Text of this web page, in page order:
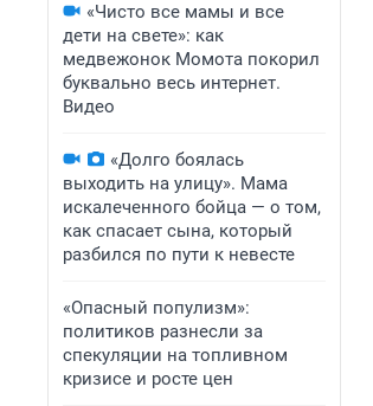
«Чисто все мамы и все
дети на свете»: как
медвежонок Момота покорил
буквально весь интернет.
Видео
«Долго боялась
выходить на улицу». Мама
искалеченного бойца — о том,
как спасает сына, который
разбился по пути к невесте
«Опасный популизм»:
политиков разнесли за
спекуляции на топливном
кризисе и росте цен